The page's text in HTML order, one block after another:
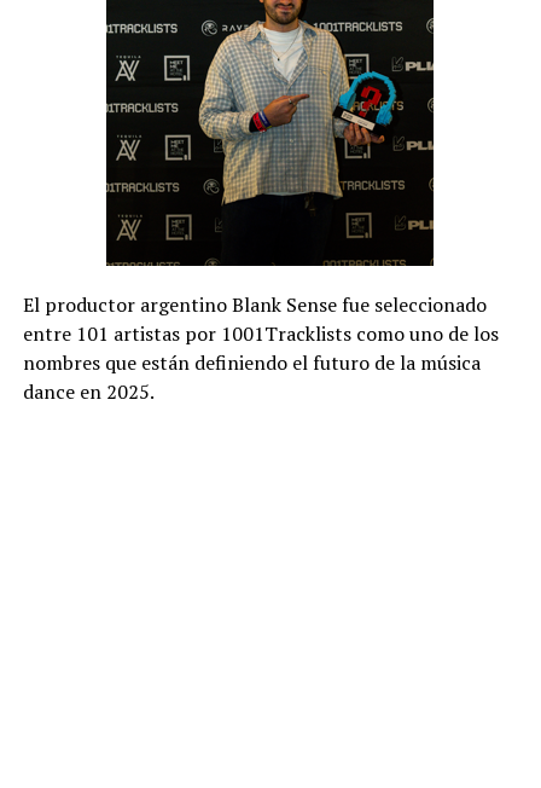
El productor argentino Blank Sense fue seleccionado
entre 101 artistas por 1001Tracklists como uno de los
nombres que están definiendo el futuro de la música
dance en 2025.